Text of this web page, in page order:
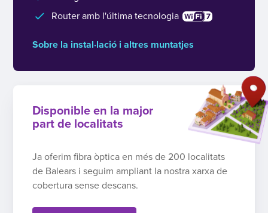
Router amb l'última tecnologia
Sobre la instal·lació i altres muntatjes
Disponible en la major
part de localitats
Ja oferim fibra òptica en més de 200 localitats
de Balears i seguim ampliant la nostra xarxa de
cobertura sense descans.